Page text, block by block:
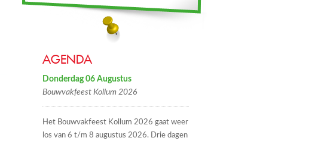
AGENDA
Donderdag 06 Augustus
Bouwvakfeest Kollum 2026
Het Bouwvakfeest Kollum 2026 gaat weer
los van 6 t/m 8 augustus 2026. Drie dagen